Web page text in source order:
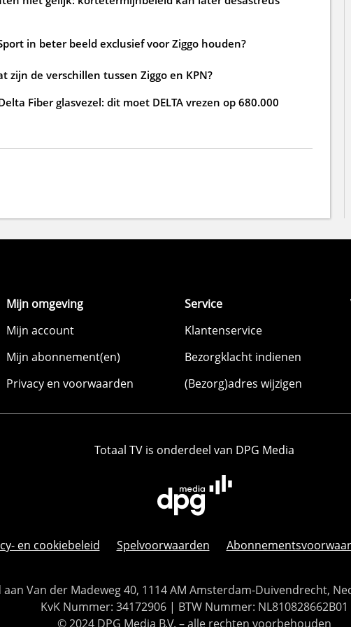
in beter beeld exclusief voor Ziggo houden?
zijn de verschillen tussen Ziggo en KPN?
Fiber glasvezel: dit moet DELTA vrezen op 680.000
Mijn omgeving
Mijn account
Mijn abonnement(en)
Privacy en voorwaarden
Service
Klantenservice
Bezorgklacht indienen
(Bezorg)adres wijzigen
Totaal TV is onderdeel van DPG Media
en cookiebeleid Spelvoorwaarden
Van der Madeweg 40, 1114 AM Amsterdam-Duivendrecht,
KvK Nummer: 34172906 | BTW Nummer: NL810828662B01
© 2024 DPG Media B.V. – alle rechten voorbehouden